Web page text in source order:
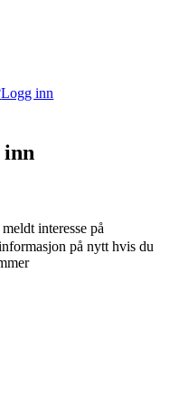
Logg inn
inn
interesse på
på nytt hvis du